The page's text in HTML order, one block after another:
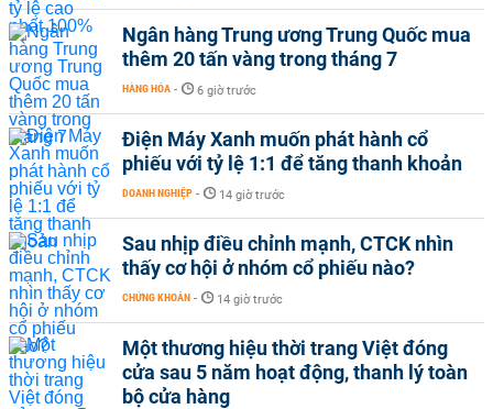
Ngân hàng Trung ương Trung Quốc mua
thêm 20 tấn vàng trong tháng 7
HÀNG HÓA - 6 giờ trước
Điện Máy Xanh muốn phát hành cổ
phiếu với tỷ lệ 1:1 để tăng thanh khoản
DOANH NGHIỆP - 14 giờ trước
Sau nhịp điều chỉnh mạnh, CTCK nhìn
thấy cơ hội ở nhóm cổ phiếu nào?
CHỨNG KHOÁN - 14 giờ trước
Một thương hiệu thời trang Việt đóng
cửa sau 5 năm hoạt động, thanh lý toàn
bộ cửa hàng